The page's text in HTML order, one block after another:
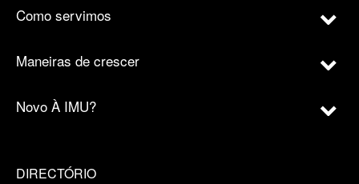
Como servimos
Maneiras de crescer
Novo À IMU?
DIRECTÓRIO